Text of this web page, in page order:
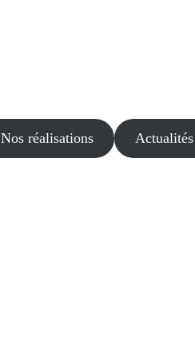
Nos réalisations Actualités